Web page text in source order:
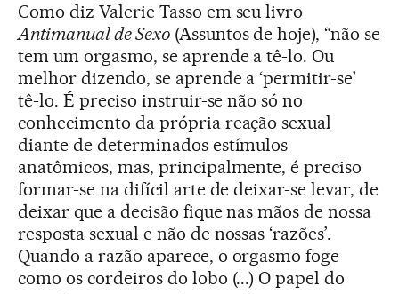
Como diz Valerie Tasso em seu livro
Antimanual de Sexo(Assuntos de hoje), “não se
tem um orgasmo, se aprende a tê-lo. Ou
melhor dizendo, se aprende a ‘permitir-se’
tê-lo. É preciso instruir-se não só no
conhecimento da própria reação sexual
diante de determinados estímulos
anatômicos, mas, principalmente, é preciso
formar-se na difícil arte de deixar-se levar, de
deixar que a decisão fique nas mãos de nossa
resposta sexual e não de nossas ‘razões’.
Quando a razão aparece, o orgasmo foge
como os cordeiros do lobo (...) O papel do